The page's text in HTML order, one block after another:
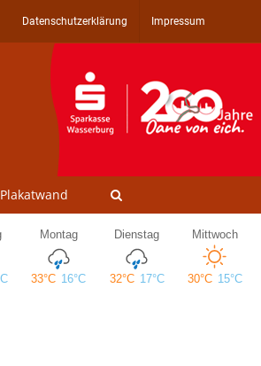
Datenschutzerklärung Impressum
Plakatwand